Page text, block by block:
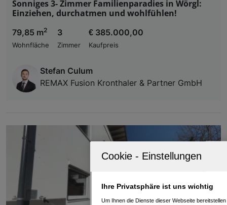
Sonniges 3- Zimmer Familienparadies in Wörgl:
Einziehen, durchatmen und wohlfühlen!
79,85 m2
Wohnfläche
3
Zimmer
€ 385.000,00
Kaufpreis
Stefan Culum
REMAX Fusion Kronthaler & Partner GmbH
Ihre Privatsphäre ist uns wichtig
Um Ihnen die Dienste dieser Webseite